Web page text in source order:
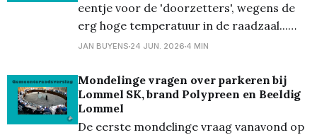
van 10 miljoen euro, die nu ‘amper’
(volgens de
eentje voor de 'doorzetters', wegens de
erg hoge temperatuur in de raadzaal...
Zoals steeds werd de raad gestart met de
eerste punt i.v.m. Cipal kwam Kris
Verduyckt (Samen Vooruit) tussen. Hij had
het vooral over
JAN BUYENS 24 JUN. 2026 4 MIN
Mondelinge vragen over parkeren bij
Lommel SK, brand Polypreen en Beeldig
Lommel
De eerste mondelinge vraag vanavond op